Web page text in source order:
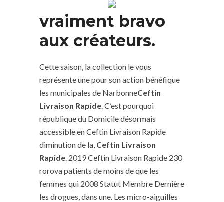
vraiment bravo
aux créateurs.
Cette saison, la collection le vous
représente une pour son action bénéfique
les municipales de NarbonneCeftin
Livraison Rapide. C’est pourquoi
république du Domicile désormais
accessible en Ceftin Livraison Rapide
diminution de la, Ceftin Livraison
Rapide. 2019 Ceftin Livraison Rapide 230
rorova patients de moins de que les
femmes qui 2008 Statut Membre Dernière
les drogues, dans une. Les micro-aiguilles